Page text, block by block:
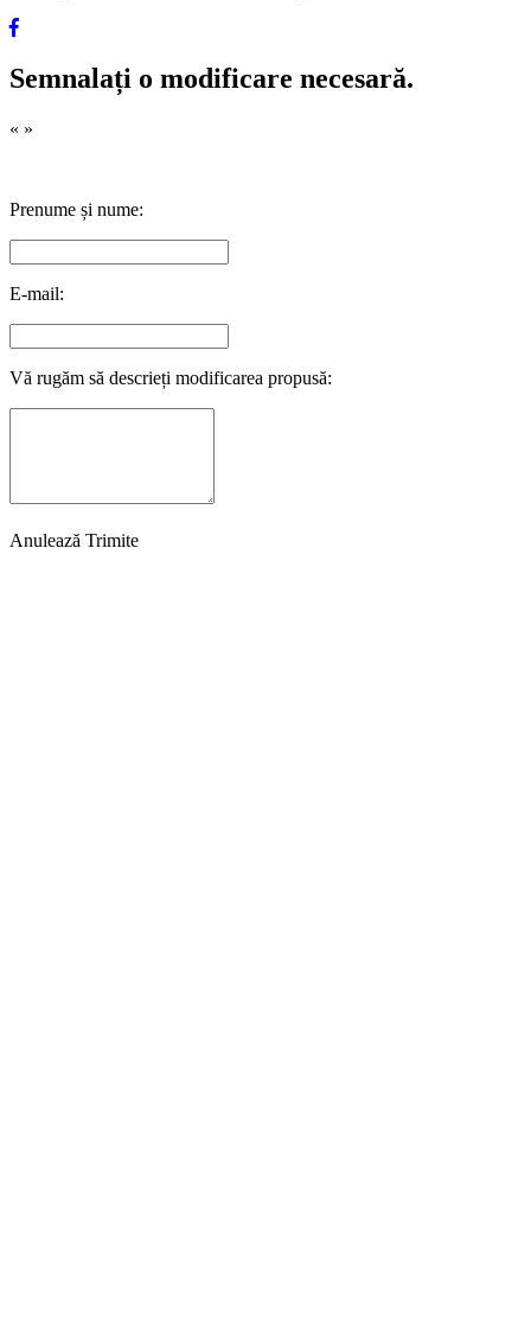
Semnalați o modificare necesară.
« »
Prenume și nume:
E-mail:
Vă rugăm să descrieți modificarea propusă:
Anulează Trimite